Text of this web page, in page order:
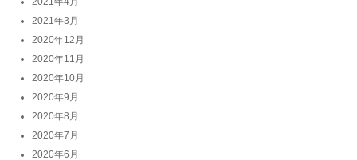
2021年3月
2020年12月
2020年11月
2020年10月
2020年9月
2020年8月
2020年7月
2020年6月